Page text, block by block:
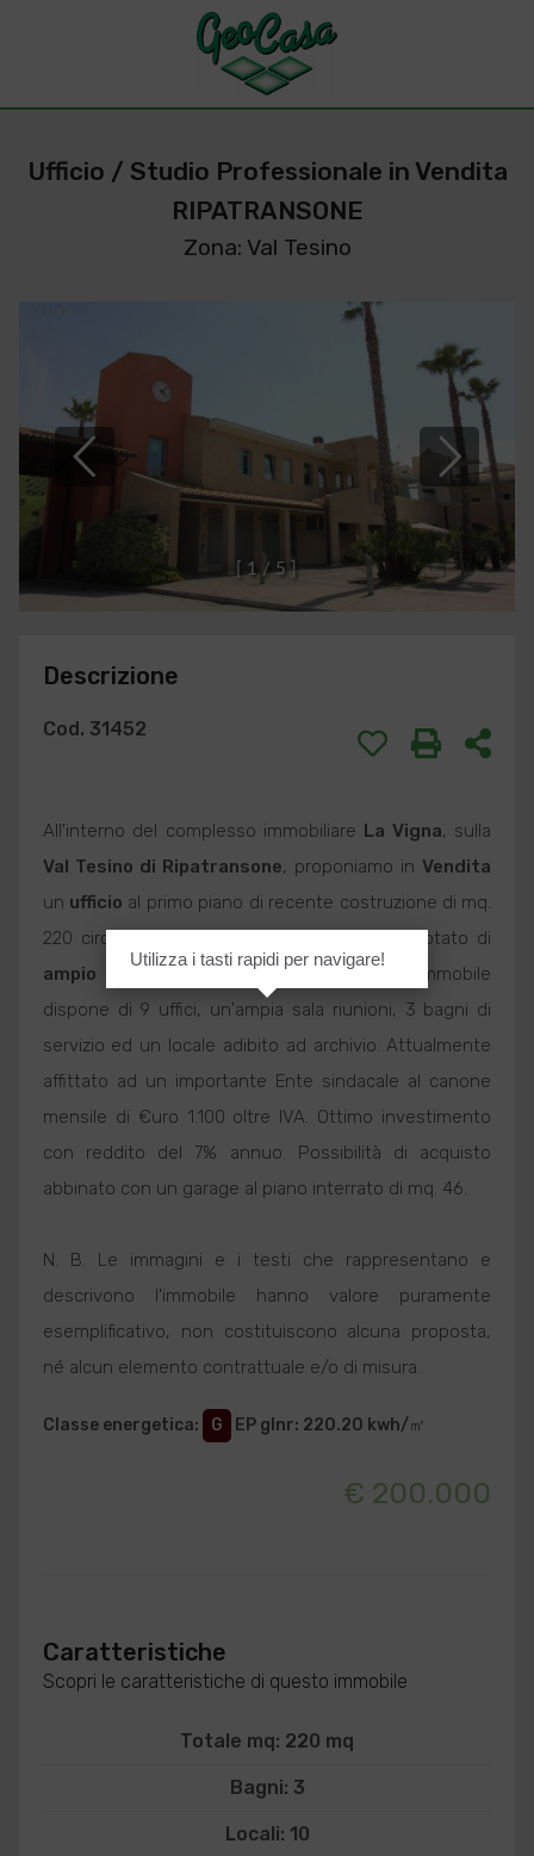
Ufficio / Studio Professionale in Vendita
RIPATRANSONE
Zona: Val Tesino
1 / 5 ]
Descrizione
Cod. 31452
All'interno del complesso immobiliare La Vigna, sulla
Val Tesino di Ripatransone, proponiamo inVendita
un ufficio al primo piano di recente costruzione di mq.
220 circa, oltre a mq. 40 circa di balconi, dotato di
ampio parcheggio
libero circostante. L'immobile
dispone di 9 uffici, un'ampia sala riunioni, 3 bagni di
servizio ed un locale adibito ad archivio. Attualmente
affittato ad un importante Ente sindacale al canone
mensile di €uro 1.100 oltre IVA. Ottimo investimento
con reddito del 7% annuo. Possibilità di acquisto
abbinato con un garage al piano interrato di mq. 46.
N. B. Le immagini e i testi che rappresentano e
descrivono l'immobile hanno valore puramente
esemplificativo, non costituiscono alcuna proposta,
né alcun elemento contrattuale e/o di misura.
Classe energetica: G EP glnr: 220.20 kwh/㎡
€ 200.000
Caratteristiche
Scopri le caratteristiche di questo immobile
Totale mq: 220 mq
Bagni: 3
Locali: 10
Utilizza i tasti rapidi per navigare!